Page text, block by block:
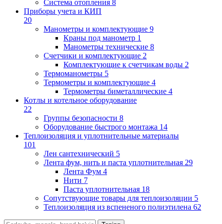
Система отопления 8
Приборы учета и КИП
20
Манометры и комплектующие 9
Краны под манометр 1
Манометры технические 8
Счетчики и комплектующие 2
Комплектующие к счетчикам воды 2
Термоманометры 5
Термометры и комплектующие 4
Термометры биметаллические 4
Котлы и котельное оборудование
22
Группы безопасности 8
Оборудование быстрого монтажа 14
Теплоизоляция и уплотнительные материалы
101
Лен сантехнический 5
Лента фум, нить и паста уплотнительная 29
Лента Фум 4
Нити 7
Паста уплотнительная 18
Сопутствующие товары для теплоизоляции 5
Теплоизоляция из вспененого полиэтилена 62